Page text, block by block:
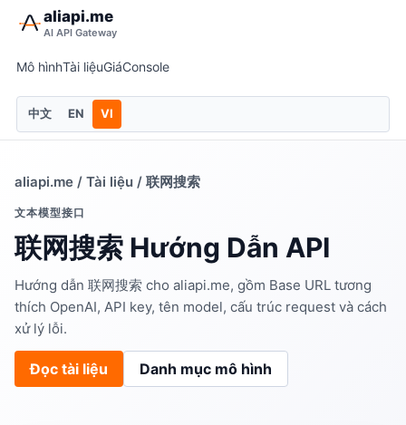
aliapi.me
AI API Gateway
Mô hìnhTài liệuGiáConsole
中文 EN VI
aliapi.me / Tài liệu / 联网搜索
文本模型接口
联网搜索 Hướng Dẫn API
Hướng dẫn 联网搜索 cho aliapi.me, gồm Base URL tương
thích OpenAI, API key, tên model, cấu trúc request và cách
xử lý lỗi.
Đọc tài liệu Danh mục mô hình